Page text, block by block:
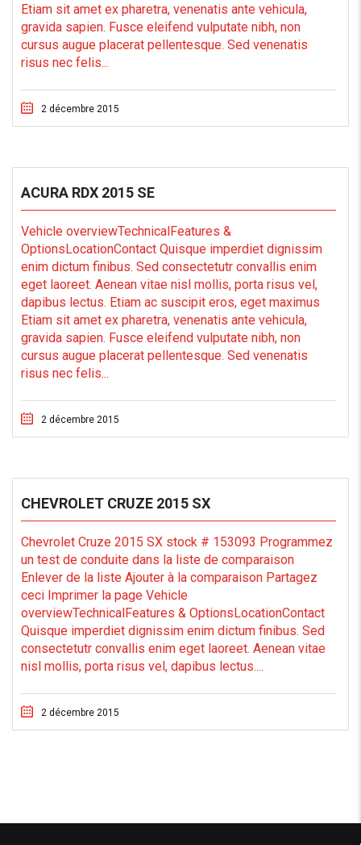
Etiam sit amet ex pharetra, venenatis ante vehicula,
gravida sapien. Fusce eleifend vulputate nibh, non
cursus augue placerat pellentesque. Sed venenatis
risus nec felis...
2 décembre 2015
ACURA RDX 2015 SE
Vehicle overviewTechnicalFeatures &
OptionsLocationContact Quisque imperdiet dignissim
enim dictum finibus. Sed consectetutr convallis enim
eget laoreet. Aenean vitae nisl mollis, porta risus vel,
dapibus lectus. Etiam ac suscipit eros, eget maximus
Etiam sit amet ex pharetra, venenatis ante vehicula,
gravida sapien. Fusce eleifend vulputate nibh, non
cursus augue placerat pellentesque. Sed venenatis
risus nec felis...
2 décembre 2015
CHEVROLET CRUZE 2015 SX
Chevrolet Cruze 2015 SX stock # 153093 Programmez
un test de conduite dans la liste de comparaison
Enlever de la liste Ajouter à la comparaison Partagez
ceci Imprimer la page Vehicle
overviewTechnicalFeatures & OptionsLocationContact
Quisque imperdiet dignissim enim dictum finibus. Sed
consectetutr convallis enim eget laoreet. Aenean vitae
nisl mollis, porta risus vel, dapibus lectus....
2 décembre 2015